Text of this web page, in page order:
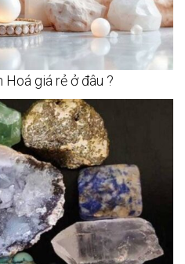
Hoá giá rẻ ở đâu ?